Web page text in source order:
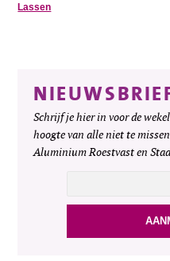
Lassen
Schrijf je hier in voor de
hoogte van alle niet te
Aluminium Roestvast en